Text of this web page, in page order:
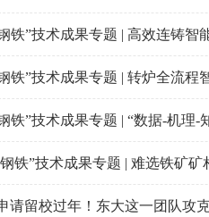
铁”技术成果专题 | 高效连铸智
铁”技术成果专题 | 转炉全流程
铁”技术成果专题 | “数据-机理
铁”技术成果专题 | 难选铁矿
请留校过年！东大这一团队攻